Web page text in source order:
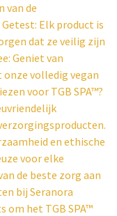
van de
Elk product is
dat ze veilig zijn
Geniet van
volledig vegan
voor TGB SPA™?
en ethische
voor elke
de beste zorg aan
bij Seranora
om het TGB SPA™